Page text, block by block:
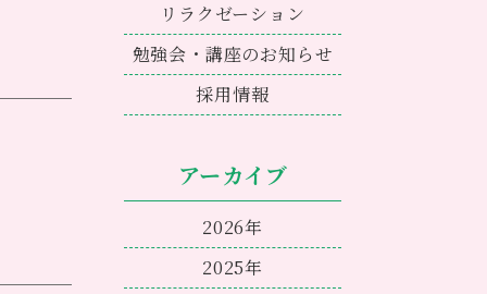
リラクゼーション
勉強会・講座のお知らせ
採用情報
アーカイブ
2026年
2025年